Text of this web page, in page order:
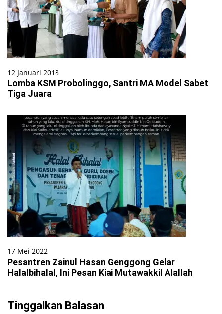
12 Januari 2018
Lomba KSM Probolinggo, Santri MA Model Sabet
Tiga Juara
17 Mei 2022
Pesantren Zainul Hasan Genggong Gelar
Halalbihalal, Ini Pesan Kiai Mutawakkil Alallah
Tinggalkan Balasan